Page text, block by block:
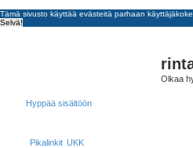
Tämä sivusto käyttää evästeitä parhaan
Selvä!
Olkaa
Hyppää sisältöön
Pikalinkit UKK